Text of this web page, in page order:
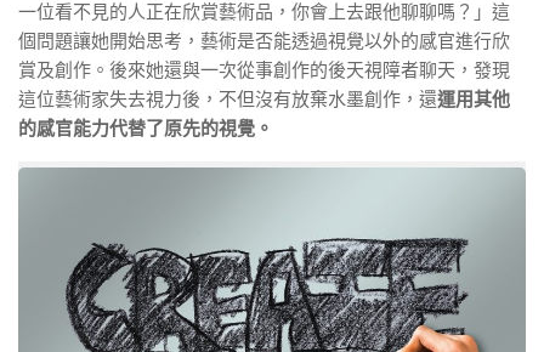
一位看不見的人正在欣賞藝術品，你會上去跟他聊聊嗎？」這
個問題讓她開始思考，藝術是否能透過視覺以外的感官進行欣
賞及創作。後來她還與一次從事創作的後天視障者聊天，發現
這位藝術家失去視力後，不但沒有放棄水墨創作，還運用其他
的感官能力代替了原先的視覺。